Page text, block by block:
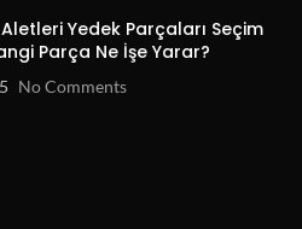
Yedek Parçaları Seçim
Parça Ne İşe Yarar?
No Comments